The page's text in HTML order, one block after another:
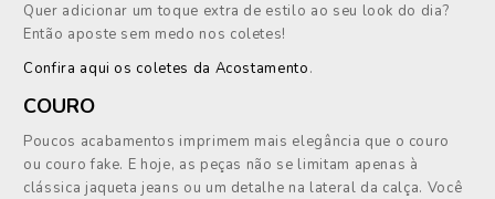
Quer adicionar um toque extra de estilo ao seu look do dia?
Então aposte sem medo nos coletes!
Confira aqui os coletes da Acostamento.
COURO
Poucos acabamentos imprimem mais elegância que o couro
ou couro fake. E hoje, as peças não se limitam apenas à
clássica jaqueta jeans ou um detalhe na lateral da calça. Você